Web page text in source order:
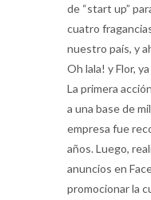
de “start up”
cuatro
nuestro país, y
Oh lala! y Flor,
La primera
a una base de
empresa fue
años. Luego,
anuncios en
promocionar la